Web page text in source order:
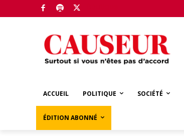
ACCUEIL POLITIQUE SOCIÉTÉ
ÉDITION ABONNÉ